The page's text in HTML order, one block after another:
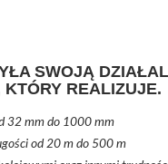
SWOJĄ
KTÓRY REALIZUJE.
32 mm do 1000 mm
od 20 m do 500 m